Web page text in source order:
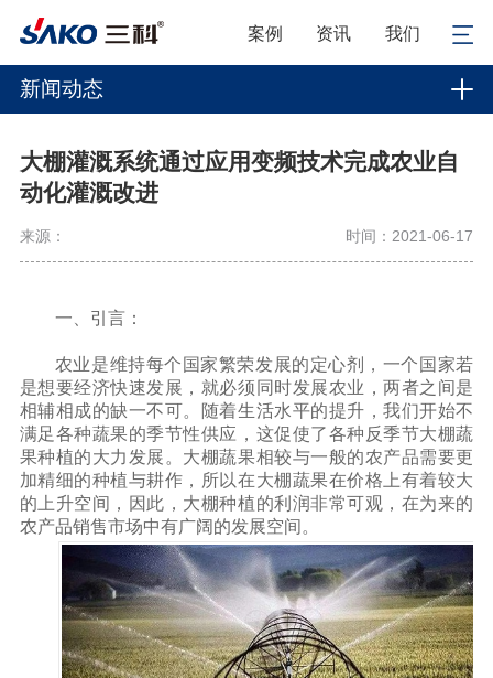
案例 资讯 我们
新闻动态
大棚灌溉系统通过应用变频技术完成农业自
动化灌溉改进
来源： 时间：2021-06-17
一、引言：
农业是维持每个国家繁荣发展的定心剂，一个国家若
是想要经济快速发展，就必须同时发展农业，两者之间是
相辅相成的缺一不可。随着生活水平的提升，我们开始不
满足各种蔬果的季节性供应，这促使了各种反季节大棚蔬
果种植的大力发展。大棚蔬果相较与一般的农产品需要更
加精细的种植与耕作，所以在大棚蔬果在价格上有着较大
的上升空间，因此，大棚种植的利润非常可观，在为来的
农产品销售市场中有广阔的发展空间。